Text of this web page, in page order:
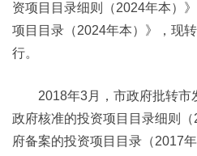
资项目目录细则（2024年本）
项目目录（2024年本）》，现
行。
2018年3月，市政府批转市
政府核准的投资项目目录细则
府备案的投资项目目录（2017